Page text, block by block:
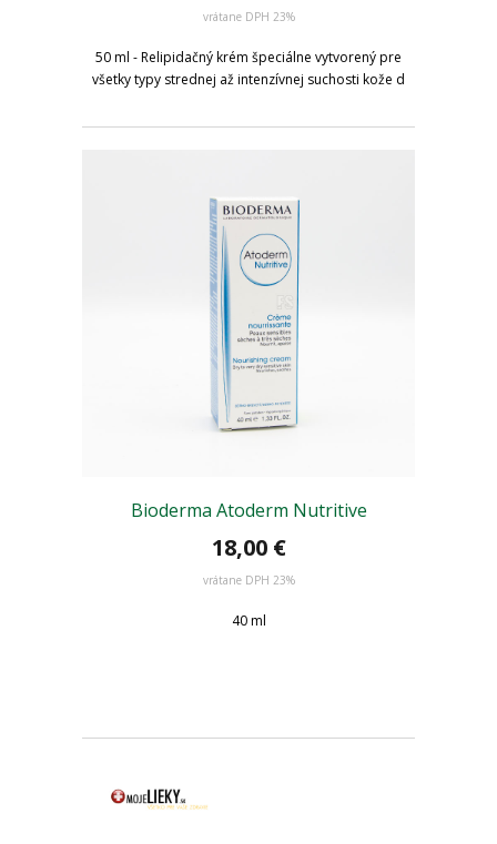
vrátane DPH 23%
50 ml - Relipidačný krém špeciálne vytvorený pre
všetky typy strednej až intenzívnej suchosti kože d
Bioderma Atoderm Nutritive
18,00 €
vrátane DPH 23%
40 ml